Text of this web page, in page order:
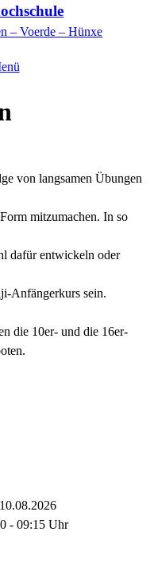
– Voerde – Hünxe
von langsamen Übungen
mitzumachen. In so
dafür entwickeln oder
Anfängerkurs sein.
die 10er- und die 16er-
- 09:15 Uhr